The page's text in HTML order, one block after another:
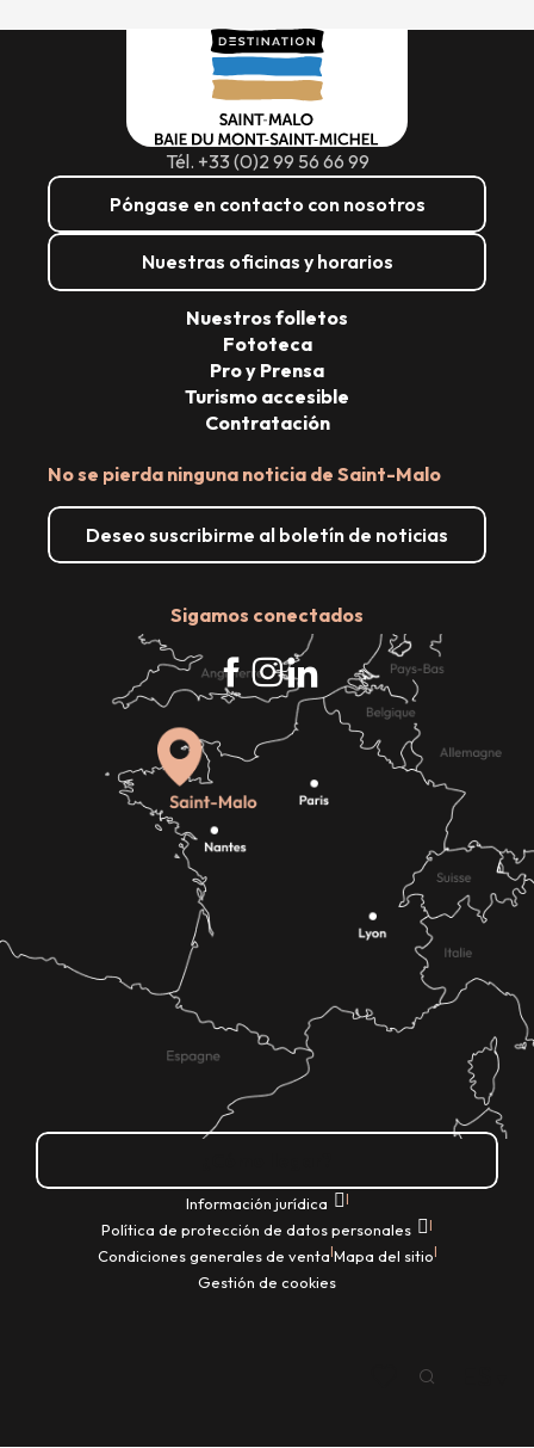
Tél. +33 (0)2 99 56 66 99
Póngase en contacto con nosotros
Nuestras oficinas y horarios
No se pierda ninguna noticia de Saint-Malo
Deseo suscribirme al boletín de noticias
Sigamos conectados
Nuestros folletos
Fototeca
Pro y Prensa
Turismo accesible
Contratación
Información jurídica |
Política de protección de datos personales |
Condiciones generales de venta|Mapa del sitio|
Gestión de cookies